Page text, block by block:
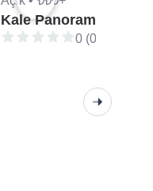
Kale Panorama
0 (0)